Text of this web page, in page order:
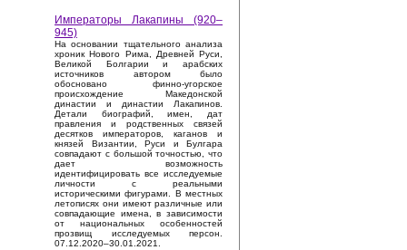
Императоры Лакапины (920–
945)
На основании тщательного анализа
хроник Нового Рима, Древней Руси,
Великой Болгарии и арабских
источников автором было
обосновано финно-угорское
происхождение Македонской
династии и династии Лакапинов.
Детали биографий, имен, дат
правления и родственных связей
десятков императоров, каганов и
князей Византии, Руси и Булгара
совпадают с большой точностью, что
дает возможность
идентифицировать все исследуемые
личности с реальными
историческими фигурами. В местных
летописях они имеют различные или
совпадающие имена, в зависимости
от национальных особенностей
прозвищ исследуемых персон.
07.12.2020–30.01.2021.